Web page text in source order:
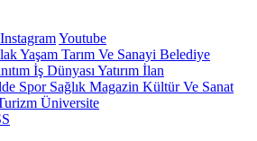
InstagramYoutube
Yaşam Tarım Ve Sanayi Belediye
İş Dünyası Yatırım İlan
SporSağlık Magazin Kültür Ve Sanat
Üniversite